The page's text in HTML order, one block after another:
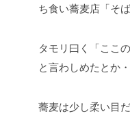
ち食い蕎麦店「そば
タモリ曰く「ここ
と言わしめたとか
蕎麦は少し柔い目